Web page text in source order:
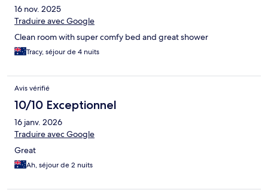
16 nov. 2025
Traduire avec Google
Clean room with super comfy bed and great shower
Tracy, séjour de 4 nuits
Avis vérifié
10/10 Exceptionnel
16 janv. 2026
Traduire avec Google
Great
Ah, séjour de 2 nuits